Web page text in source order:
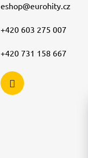
eshop@eurohity.cz
+420 603 275 007
+420 731 158 667